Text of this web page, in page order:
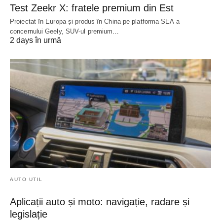
Test Zeekr X: fratele premium din Est
Proiectat în Europa și produs în China pe platforma SEA a
concernului Geely, SUV-ul premium…
2 days în urmă
AUTO UTIL
Aplicații auto și moto: navigație, radare și
legislație